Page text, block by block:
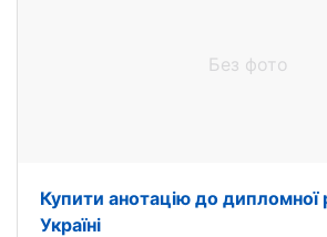
Без фото
Купити анотацію до дипломної
Україні